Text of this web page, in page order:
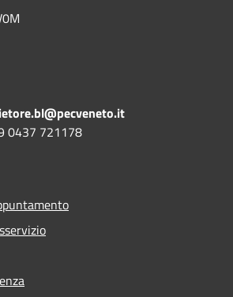
0437 721178